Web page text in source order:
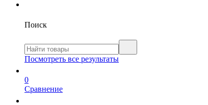
Поиск
Посмотреть все результаты
0
Сравнение